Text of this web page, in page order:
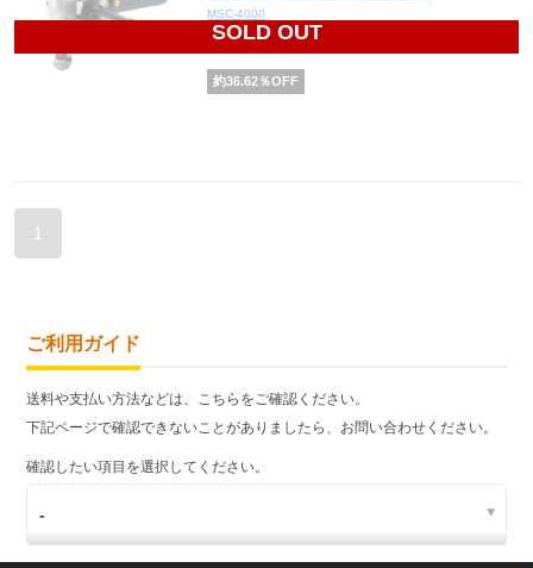
SOLD OUT
MSC-4000
28,900
約36.62％OFF
1
ご利用ガイド
送料や支払い方法などは、こちらをご確認ください。
下記ページで確認できないことがありましたら、お問い合わせください。
確認したい項目を選択してください。